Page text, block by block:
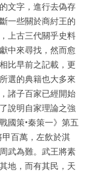
文字，進行去偽存
一些關於商紂王的
上古三代關乎史料
中來尋找，然而愈
比早前之記載，更
選的典籍也大多來
諸子百家已經開始
說明自家理論之強
國策•秦策一》第五
百萬，左飲於淇
武為難。武王將素
地，而有其民，天